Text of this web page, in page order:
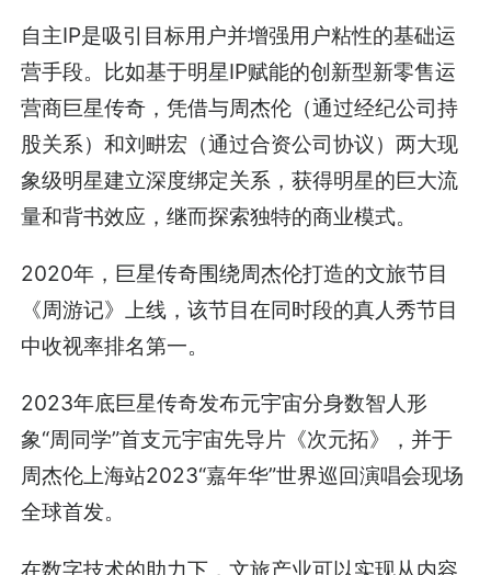
自主IP是吸引目标用户并增强用户粘性的基础运
营手段。比如基于明星IP赋能的创新型新零售运
营商巨星传奇，凭借与周杰伦（通过经纪公司持
股关系）和刘畊宏（通过合资公司协议）两大现
象级明星建立深度绑定关系，获得明星的巨大流
量和背书效应，继而探索独特的商业模式。
2020年，巨星传奇围绕周杰伦打造的文旅节目
《周游记》上线，该节目在同时段的真人秀节目
中收视率排名第一。
2023年底巨星传奇发布元宇宙分身数智人形
象“周同学”首支元宇宙先导片《次元拓》，并于
周杰伦上海站2023“嘉年华”世界巡回演唱会现场
全球首发。
在数字技术的助力下，文旅产业可以实现从内容